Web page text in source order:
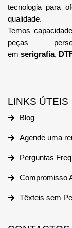
tecnologia para
qualidade.
Temos
peças
em serigrafia,
LINKS ÚTEIS
Blog
Agende uma
Perguntas
Compromisso
Têxteis sem